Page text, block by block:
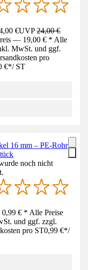
€UVP24,00 €
— 19,00 € * Alle
MwSt. und ggf.
pro
€*/ ST
16 mm – PE-Rohr
noch nicht
€ * Alle Preise
und ggf. zzgl.
pro ST0,99 €*/